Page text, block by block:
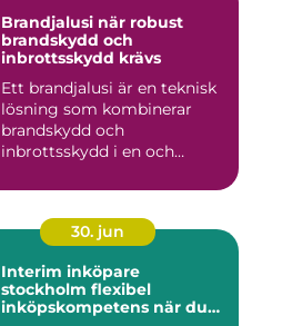
Brandjalusi när robust
brandskydd och
inbrottsskydd krävs
Ett brandjalusi är en teknisk
lösning som kombinerar
brandskydd och
inbrottsskydd i en och
30. jun
Interim inköpare
stockholm flexibel
inköpskompetens när du